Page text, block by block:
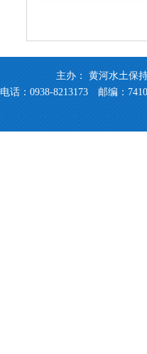
主办： 黄河水土保
电话：0938-8213173 邮编：